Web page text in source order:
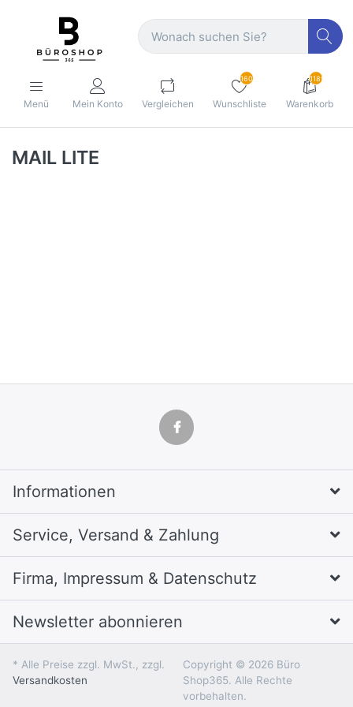
Menü Mein Konto Vergleichen
160
Wunschliste
1189
Warenkorb
MAIL LITE
Informationen
Service, Versand & Zahlung
Firma, Impressum & Datenschutz
Newsletter abonnieren
* Alle Preise zzgl. MwSt., zzgl.
Versandkosten
Copyright © 2026 Büro
Shop365. Alle Rechte
vorbehalten.